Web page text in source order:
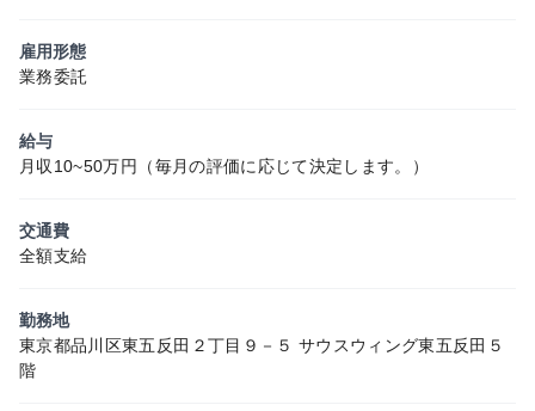
雇用形態
業務委託
給与
月収10~50万円（毎月の評価に応じて決定します。）
交通費
全額支給
勤務地
東京都品川区東五反田２丁目９－５ サウスウィング東五反田５
階